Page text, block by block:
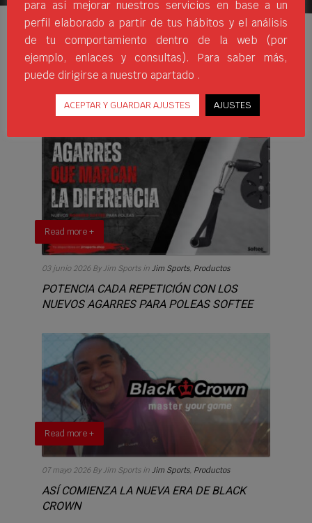
ÚLTIMAS NOTICIAS
Read more +
03 junio 2026 By Jim Sports inJim Sports, Productos
POTENCIA CADA REPETICIÓN CON LOS
NUEVOS AGARRES PARA POLEAS SOFTEE
Read more +
07 mayo 2026 By Jim Sports in Jim Sports, Productos
ASÍ COMIENZA LA NUEVA ERA DE BLACK
CROWN
para así mejorar nuestros servicios en base a un
perfil elaborado a partir de tus hábitos y el análisis
de tu comportamiento dentro de la web (por
ejemplo, enlaces y consultas). Para saber más,
puede dirigirse a nuestro apartado .
ACEPTAR Y GUARDAR AJUSTES AJUSTES